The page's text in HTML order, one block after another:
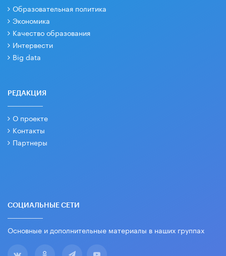
Образовательная политика
Экономика
Качество образования
Интервести
Big data
РЕДАКЦИЯ
О проекте
Контакты
Партнеры
СОЦИАЛЬНЫЕ СЕТИ
Основные и дополнительные материалы в наших группах